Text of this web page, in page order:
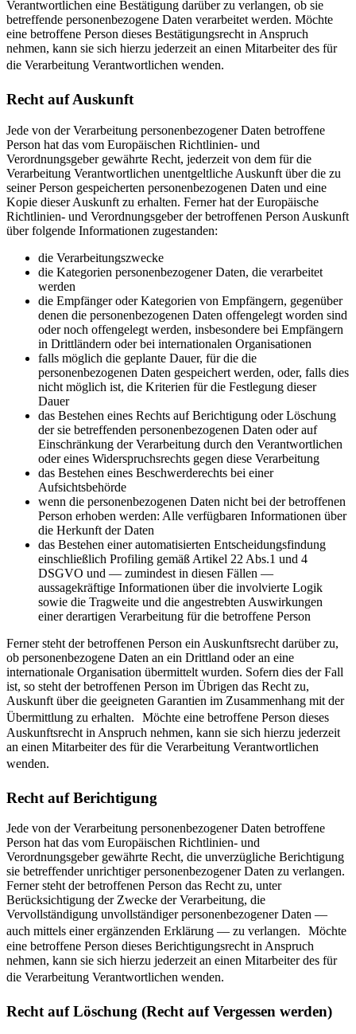
Verantwortlichen eine Bestätigung darüber zu verlangen, ob sie
betreffende personenbezogene Daten verarbeitet werden. Möchte
eine betroffene Person dieses Bestätigungsrecht in Anspruch
nehmen, kann sie sich hierzu jederzeit an einen Mitarbeiter des für
die Verarbeitung Verantwortlichen wenden.
Recht auf Auskunft
Jede von der Verarbeitung personenbezogener Daten betroffene
Person hat das vom Europäischen Richtlinien- und
Verordnungsgeber gewährte Recht, jederzeit von dem für die
Verarbeitung Verantwortlichen unentgeltliche Auskunft über die zu
seiner Person gespeicherten personenbezogenen Daten und eine
Kopie dieser Auskunft zu erhalten. Ferner hat der Europäische
Richtlinien- und Verordnungsgeber der betroffenen Person Auskunft
über folgende Informationen zugestanden:
die Verarbeitungszwecke
die Kategorien personenbezogener Daten, die verarbeitet
werden
die Empfänger oder Kategorien von Empfängern, gegenüber
denen die personenbezogenen Daten offengelegt worden sind
oder noch offengelegt werden, insbesondere bei Empfängern
in Drittländern oder bei internationalen Organisationen
falls möglich die geplante Dauer, für die die
personenbezogenen Daten gespeichert werden, oder, falls dies
nicht möglich ist, die Kriterien für die Festlegung dieser
Dauer
das Bestehen eines Rechts auf Berichtigung oder Löschung
der sie betreffenden personenbezogenen Daten oder auf
Einschränkung der Verarbeitung durch den Verantwortlichen
oder eines Widerspruchsrechts gegen diese Verarbeitung
das Bestehen eines Beschwerderechts bei einer
Aufsichtsbehörde
wenn die personenbezogenen Daten nicht bei der betroffenen
Person erhoben werden: Alle verfügbaren Informationen über
die Herkunft der Daten
das Bestehen einer automatisierten Entscheidungsfindung
einschließlich Profiling gemäß Artikel 22 Abs.1 und 4
DSGVO und — zumindest in diesen Fällen —
aussagekräftige Informationen über die involvierte Logik
sowie die Tragweite und die angestrebten Auswirkungen
einer derartigen Verarbeitung für die betroffene Person
Ferner steht der betroffenen Person ein Auskunftsrecht darüber zu,
ob personenbezogene Daten an ein Drittland oder an eine
internationale Organisation übermittelt wurden. Sofern dies der Fall
ist, so steht der betroffenen Person im Übrigen das Recht zu,
Auskunft über die geeigneten Garantien im Zusammenhang mit der
Übermittlung zu erhalten. Möchte eine betroffene Person dieses
Auskunftsrecht in Anspruch nehmen, kann sie sich hierzu jederzeit
an einen Mitarbeiter des für die Verarbeitung Verantwortlichen
wenden.
Recht auf Berichtigung
Jede von der Verarbeitung personenbezogener Daten betroffene
Person hat das vom Europäischen Richtlinien- und
Verordnungsgeber gewährte Recht, die unverzügliche Berichtigung
sie betreffender unrichtiger personenbezogener Daten zu verlangen.
Ferner steht der betroffenen Person das Recht zu, unter
Berücksichtigung der Zwecke der Verarbeitung, die
Vervollständigung unvollständiger personenbezogener Daten —
auch mittels einer ergänzenden Erklärung — zu verlangen. Möchte
eine betroffene Person dieses Berichtigungsrecht in Anspruch
nehmen, kann sie sich hierzu jederzeit an einen Mitarbeiter des für
die Verarbeitung Verantwortlichen wenden.
Recht auf Löschung (Recht auf Vergessen werden)